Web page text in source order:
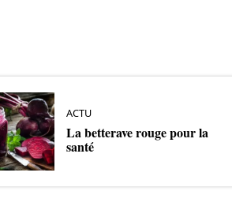
ACTU
La betterave rouge pour la
santé